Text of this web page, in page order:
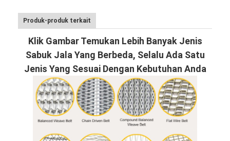
Produk-produk terkait
Klik Gambar Temukan Lebih Banyak Jenis
Sabuk Jala Yang Berbeda, Selalu Ada Satu
Jenis Yang Sesuai Dengan Kebutuhan Anda